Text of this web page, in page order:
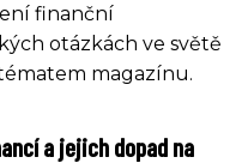
finanční
otázkách ve světě
magazínu.
a jejich dopad na